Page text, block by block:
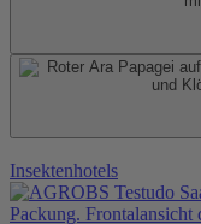
Insektenhotels